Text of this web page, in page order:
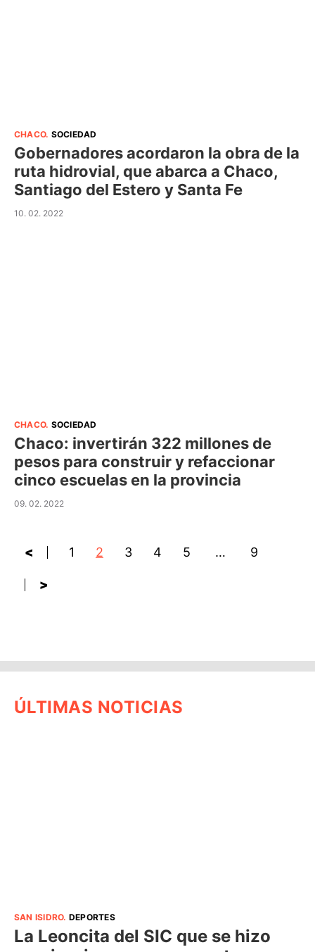
CHACO. SOCIEDAD
Gobernadores acordaron la obra de la
ruta hidrovial, que abarca a Chaco,
Santiago del Estero y Santa Fe
10. 02. 2022
CHACO. SOCIEDAD
Chaco: invertirán 322 millones de
pesos para construir y refaccionar
cinco escuelas en la provincia
09. 02. 2022
< 1 2 3 4 5 … 9
>
ÚLTIMAS NOTICIAS
SAN ISIDRO. DEPORTES
La Leoncita del SIC que se hizo